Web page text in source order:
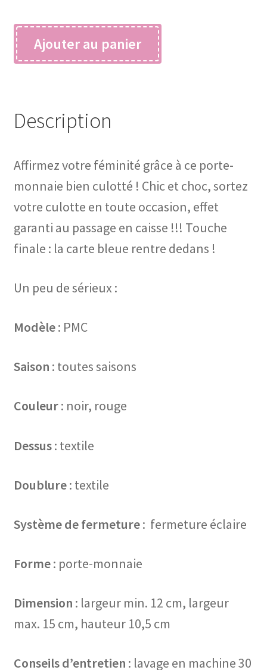
quantité
de
frida
Ajouter au panier
Description
Affirmez votre féminité grâce à ce porte-
monnaie bien culotté ! Chic et choc, sortez
votre culotte en toute occasion, effet
garanti au passage en caisse !!! Touche
finale : la carte bleue rentre dedans !
Un peu de sérieux :
Modèle: PMC
Saison : toutes saisons
Couleur: noir, rouge
Dessus: textile
Doublure: textile
Système de fermeture: fermeture éclaire
Forme: porte-monnaie
Dimension : largeur min. 12 cm, largeur
max. 15 cm, hauteur 10,5 cm
Conseils d’entretien : lavage en machine 30